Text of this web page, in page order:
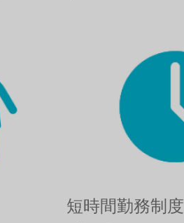
短時間勤務制度